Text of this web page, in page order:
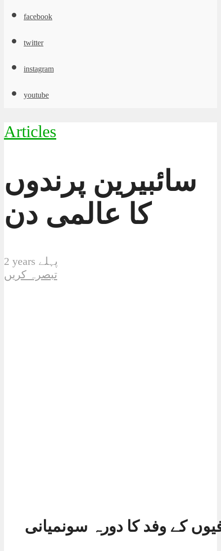
facebook
twitter
instagram
youtube
Articles
سائبیرین پرندوں
کا عالمی دن
2 years پہلے
تبصرہ کریں
کے وفد کا دورہ سونمیانی